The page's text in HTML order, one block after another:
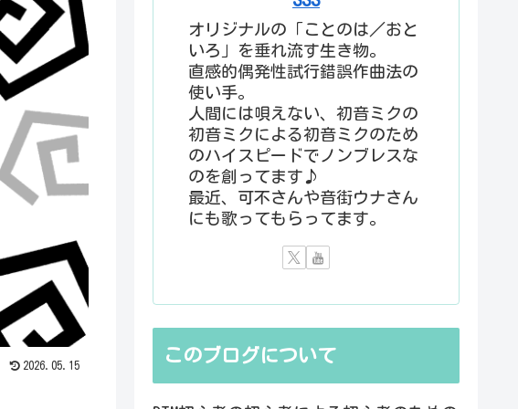
2026.05.15
オリジナルの「ことのは／おと
いろ」を垂れ流す生き物。
直感的偶発性試行錯誤作曲法の
使い手。
人間には唄えない、初音ミクの
初音ミクによる初音ミクのため
のハイスピードでノンブレスな
のを創ってます♪
最近、可不さんや音街ウナさん
にも歌ってもらってます。
このブログについて